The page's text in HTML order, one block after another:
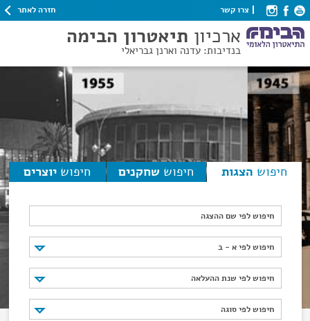
צרו קשר חזרה לאתר
ארכיון תיאטרון הבימה
בנדיבות: עדנה וארנן גבריאלי
חיפוש הצגות חיפוש שחקנים חיפוש יוצרים
חיפוש לפי שם ההצגה
חיפוש לפי א - ב
חיפוש לפי א - ב
חיפוש לפי שנת ההעלאה
חיפוש לפי שנת ההעלאה
חיפוש לפי סוגה
חיפוש לפי סוגה